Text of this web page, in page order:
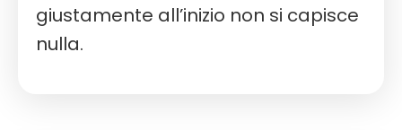
giustamente all’inizio non si capisce
nulla.